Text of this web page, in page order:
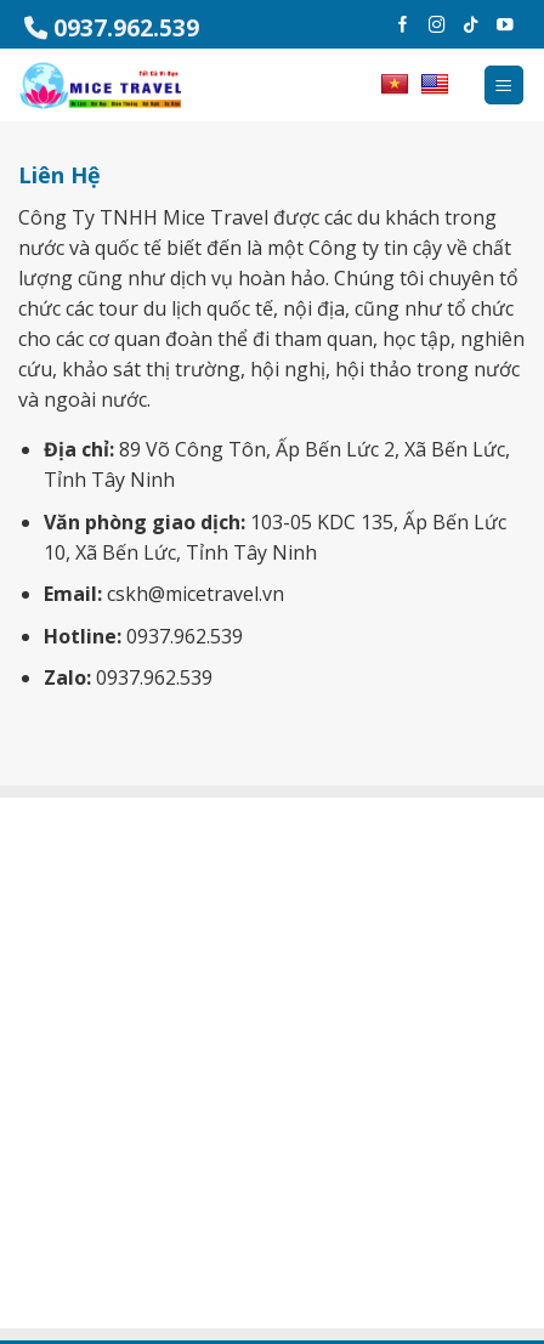
Chuyển
đến
nội
dung
0937.962.539
Liên Hệ
Công Ty TNHH Mice Travel được các du khách trong
nước và quốc tế biết đến là một Công ty tin cậy về chất
lượng cũng như dịch vụ hoàn hảo. Chúng tôi chuyên tổ
chức các tour du lịch quốc tế, nội địa, cũng như tổ chức
cho các cơ quan đoàn thể đi tham quan, học tập, nghiên
cứu, khảo sát thị trường, hội nghị, hội thảo trong nước
và ngoài nước.
Địa chỉ:89 Võ Công Tôn, Ấp Bến Lức 2, Xã Bến Lức,
Tỉnh Tây Ninh
Văn phòng giao dịch: 103-05 KDC 135, Ấp Bến Lức
10, Xã Bến Lức, Tỉnh Tây Ninh
Email:cskh@micetravel.vn
Hotline:0937.962.539
Zalo:0937.962.539